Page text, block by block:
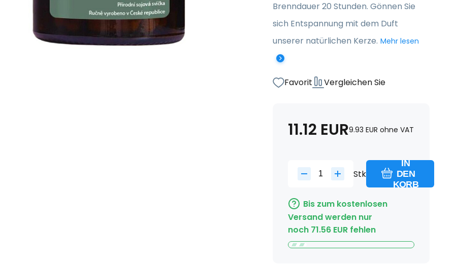
Brenndauer 20 Stunden. Gönnen Sie
sich Entspannung mit dem Duft
unserer natürlichen Kerze. Mehr lesen
Favorit Vergleichen Sie
11.12 EUR9.93 EUR ohne VAT
Stk
IN
DEN
KORB
Bis zum kostenlosen
Versand werden nur
noch 71.56 EUR fehlen